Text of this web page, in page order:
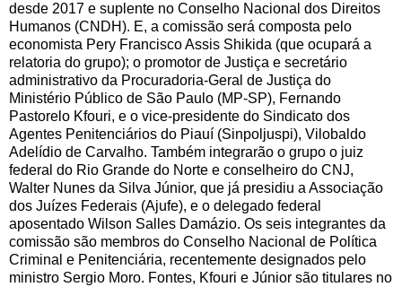
desde 2017 e suplente no Conselho Nacional dos Direitos
Humanos (CNDH). E, a comissão será composta pelo
economista Pery Francisco Assis Shikida (que ocupará a
relatoria do grupo); o promotor de Justiça e secretário
administrativo da Procuradoria-Geral de Justiça do
Ministério Público de São Paulo (MP-SP), Fernando
Pastorelo Kfouri, e o vice-presidente do Sindicato dos
Agentes Penitenciários do Piauí (Sinpoljuspi), Vilobaldo
Adelídio de Carvalho. Também integrarão o grupo o juiz
federal do Rio Grande do Norte e conselheiro do CNJ,
Walter Nunes da Silva Júnior, que já presidiu a Associação
dos Juízes Federais (Ajufe), e o delegado federal
aposentado Wilson Salles Damázio. Os seis integrantes da
comissão são membros do Conselho Nacional de Política
Criminal e Penitenciária, recentemente designados pelo
ministro Sergio Moro. Fontes, Kfouri e Júnior são titulares no